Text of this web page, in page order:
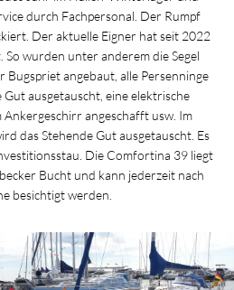
durch Fachpersonal. Der Rumpf
Der aktuelle Eigner hat seit 2022
So wurden unter anderem die Segel
Bugspriet angebaut, alle Persenninge
ausgetauscht, eine elektrische
angeschafft usw. Im
das Stehende Gut ausgetauscht. Es
Die Comfortina 39 liegt
Bucht und kann jederzeit nach
besichtigt werden.